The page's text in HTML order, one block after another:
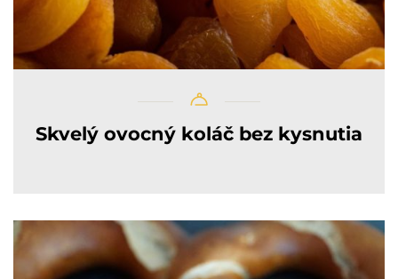
Skvelý ovocný koláč bez kysnutia